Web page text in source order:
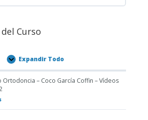
Curso
Expandir Todo
Lecciones
Ortodoncia – Coco García Coffin – Vídeos